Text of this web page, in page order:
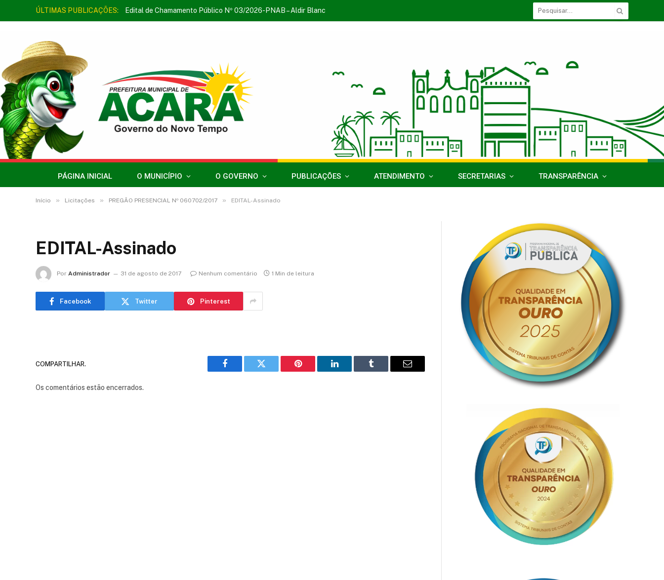
ÚLTIMAS PUBLICAÇÕES: Edital de Chamamento Público Nº 03/2026-PNAB – Aldir Blanc
PÁGINA INICIAL O MUNICÍPIO O GOVERNO PUBLICAÇÕES ATENDIMENTO SECRETARIAS TRANSPARÊNCIA
Início » Licitações » PREGÃO PRESENCIAL Nº 060702/2017 » EDITAL-Assinado
EDITAL-Assinado
Por Administrador 31 de agosto de 2017 Nenhum comentário 1 Min de leitura
Facebook Twitter Pinterest
COMPARTILHAR.
Facebook Twitter Pinterest LinkedIn Tumblr
E-
Os comentários estão encerrados.